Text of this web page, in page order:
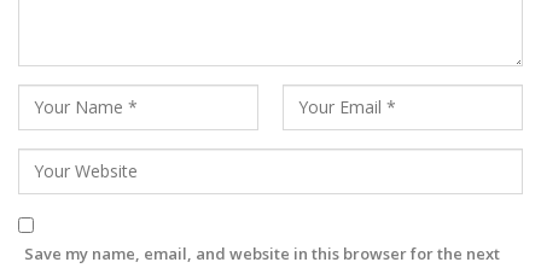
Save my name, email, and website in this browser for the next